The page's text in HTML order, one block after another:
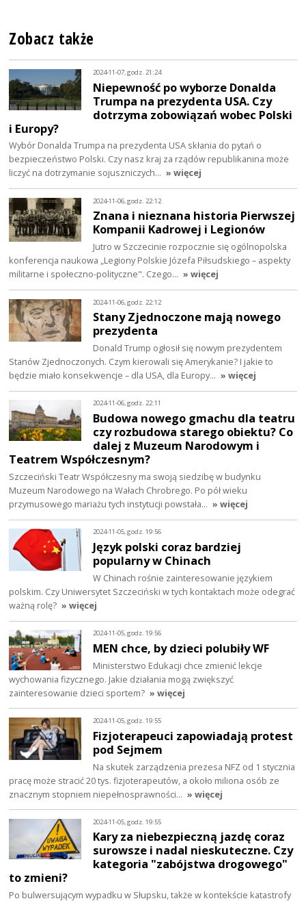
Zobacz także
2024-11-07, godz. 21:24
Niepewność po wyborze Donalda
Trumpa na prezydenta USA. Czy
dotrzyma zobowiązań wobec Polski
i Europy?
Wybór Donalda Trumpa na prezydenta USA skłania do pytań o
bezpieczeństwo Polski. Czy nasz kraj za rządów republikanina może
liczyć na dotrzymanie sojuszniczych… » więcej
2024-11-06, godz. 22:12
Znana i nieznana historia Pierwszej
Kompanii Kadrowej i Legionów
Jutro w Szczecinie rozpocznie się ogólnopolska
konferencja naukowa „Legiony Polskie Józefa Piłsudskiego – aspekty
militarne i społeczno-polityczne". Czego… » więcej
2024-11-06, godz. 22:12
Stany Zjednoczone mają nowego
prezydenta
Donald Trump ogłosił się nowym prezydentem
Stanów Zjednoczonych. Czym kierowali się Amerykanie? I jakie to
będzie miało konsekwencje – dla USA, dla Europy… » więcej
2024-11-06, godz. 22:11
Budowa nowego gmachu dla teatru
czy rozbudowa starego obiektu? Co
dalej z Muzeum Narodowym i
Teatrem Współczesnym?
Szczeciński Teatr Współczesny ma swoją siedzibę w budynku
Muzeum Narodowego na Wałach Chrobrego. Po pół wieku
przymusowego mariażu tych instytucji powstała… » więcej
2024-11-05, godz. 19:56
Język polski coraz bardziej
popularny w Chinach
W Chinach rośnie zainteresowanie językiem
polskim. Czy Uniwersytet Szczeciński w tych kontaktach może odegrać
ważną rolę? » więcej
2024-11-05, godz. 19:56
MEN chce, by dzieci polubiły WF
Ministerstwo Edukacji chce zmienić lekcje
wychowania fizycznego. Jakie działania mogą zwiększyć
zainteresowanie dzieci sportem? » więcej
2024-11-05, godz. 19:55
Fizjoterapeuci zapowiadają protest
pod Sejmem
Na skutek zarządzenia prezesa NFZ od 1 stycznia
pracę może stracić 20 tys. fizjoterapeutów, a około miliona osób ze
znacznym stopniem niepełnosprawności… » więcej
2024-11-05, godz. 19:55
Kary za niebezpieczną jazdę coraz
surowsze i nadal nieskuteczne. Czy
kategoria "zabójstwa drogowego"
to zmieni?
Po bulwersującym wypadku w Słupsku, także w kontekście katastrofy